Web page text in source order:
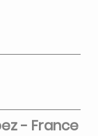
- France